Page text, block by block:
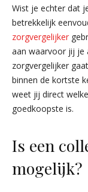
Wist je echter dat
betrekkelijk
zorgvergelijker
aan waarvoor jij je
zorgvergelijker
binnen de kortste
weet jij direct
goedkoopste is.
Is een
mogelijk?